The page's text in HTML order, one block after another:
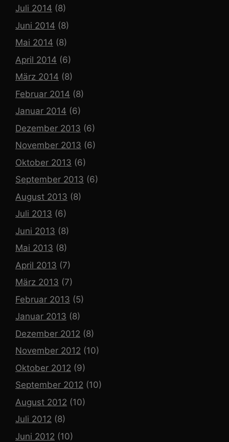
Juli 2014 (8)
Juni 2014 (8)
Mai 2014 (8)
April 2014 (6)
März 2014 (8)
Februar 2014 (8)
Januar 2014 (6)
Dezember 2013 (6)
November 2013 (6)
Oktober 2013 (6)
September 2013 (6)
August 2013 (8)
Juli 2013 (6)
Juni 2013 (8)
Mai 2013 (8)
April 2013 (7)
März 2013 (7)
Februar 2013 (5)
Januar 2013 (8)
Dezember 2012 (8)
November 2012 (10)
Oktober 2012 (9)
September 2012 (10)
August 2012 (10)
Juli 2012 (8)
Juni 2012 (10)